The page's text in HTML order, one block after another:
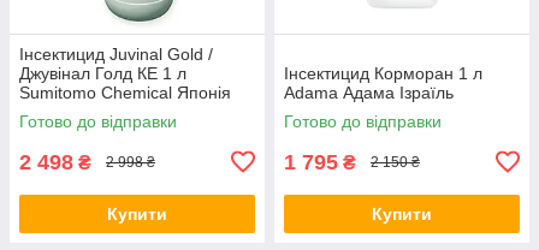
Інсектицид Juvinal Gold /
Джувінал Голд КЕ 1 л
Sumitomo Chemical Японія
Готово до відправки
2 498 ₴ 2 998 ₴
Купити
Інсектицид Корморан 1 л
Аdama Адама Ізраїль
Готово до відправки
1 795 ₴ 2 150 ₴
Купити